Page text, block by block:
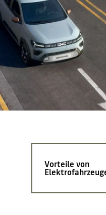
Vorteile von